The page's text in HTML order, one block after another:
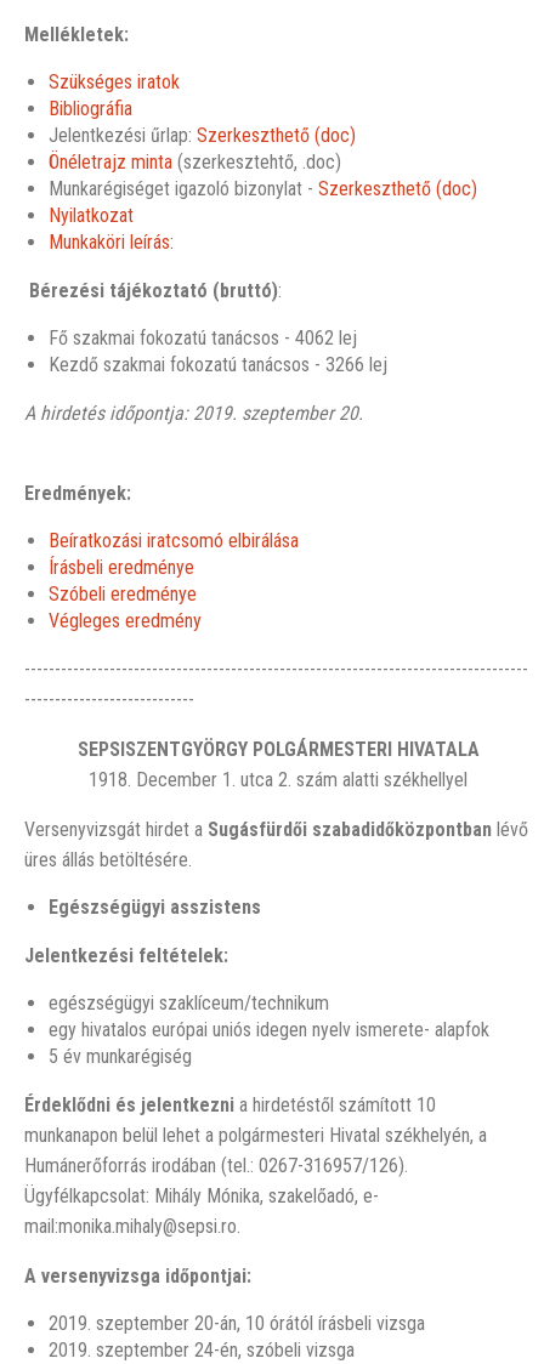
Mellékletek:
Szükséges iratok
Bibliográfia
Jelentkezési űrlap: Szerkeszthető (doc)
Önéletrajz minta (szerkesztehtő, .doc)
Munkarégiséget igazoló bizonylat - Szerkeszthető (doc)
Nyilatkozat
Munkaköri leírás:
Bérezési tájékoztató (bruttó):
Fő szakmai fokozatú tanácsos - 4062 lej
Kezdő szakmai fokozatú tanácsos - 3266 lej
A hirdetés időpontja: 2019. szeptember 20.
Eredmények:
Beíratkozási iratcsomó elbirálása
Írásbeli eredménye
Szóbeli eredménye
Végleges eredmény
-----------------------------------------------------------------------------------
----------------------------
SEPSISZENTGYÖRGY POLGÁRMESTERI HIVATALA
1918. December 1. utca 2. szám alatti székhellyel
Versenyvizsgát hirdet a Sugásfürdői szabadidőközpontban lévő
üres állás betöltésére.
Egészségügyi asszistens
Jelentkezési feltételek:
egészségügyi szaklíceum/technikum
egy hivatalos európai uniós idegen nyelv ismerete- alapfok
5 év munkarégiség
Érdeklődni és jelentkezni a hirdetéstől számított 10
munkanapon belül lehet a polgármesteri Hivatal székhelyén, a
Humánerőforrás irodában (tel.: 0267-316957/126).
Ügyfélkapcsolat: Mihály Mónika, szakelőadó, e-
mail:monika.mihaly@sepsi.ro.
A versenyvizsga időpontjai:
2019. szeptember 20-án, 10 órától írásbeli vizsga
2019. szeptember 24-én, szóbeli vizsga